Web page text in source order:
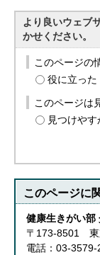
より良いウェブ
かせください。
このページの
役に立った
このページは
見つけやす
このページに
健康生きがい部
〒173-8501 東
電話：03-